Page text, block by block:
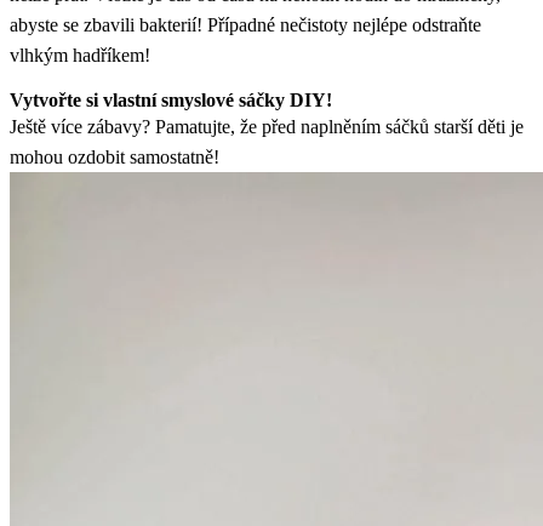
abyste se zbavili bakterií! Případné nečistoty nejlépe odstraňte
vlhkým hadříkem!
Vytvořte si vlastní smyslové sáčky DIY!
Ještě více zábavy? Pamatujte, že před naplněním sáčků starší děti je
mohou ozdobit samostatně!